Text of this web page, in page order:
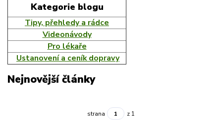
Kategorie blogu
Tipy, přehledy a rádce
Videonávody
Pro lékaře
Ustanovení a ceník dopravy
Nejnovější články
strana z 1